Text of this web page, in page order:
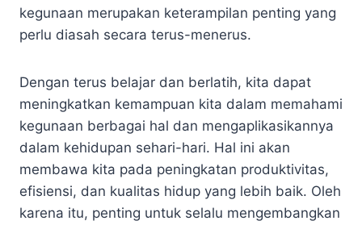
kegunaan merupakan keterampilan penting yang
perlu diasah secara terus-menerus.
Dengan terus belajar dan berlatih, kita dapat
meningkatkan kemampuan kita dalam memahami
kegunaan berbagai hal dan mengaplikasikannya
dalam kehidupan sehari-hari. Hal ini akan
membawa kita pada peningkatan produktivitas,
efisiensi, dan kualitas hidup yang lebih baik. Oleh
karena itu, penting untuk selalu mengembangkan